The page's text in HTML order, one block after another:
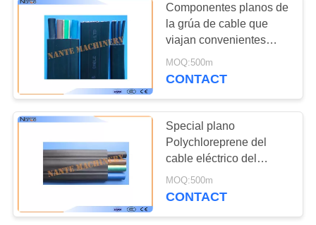
Carretón de la grúa
16
Componentes planos de
la grúa de cable que
viajan convenientes
para los ferrocarriles
MOQ:500m
CONTACT
Special plano
Polychloreprene del
cable eléctrico del
caucho de acrilonitrilo
del butadieno
MOQ:500m
CONTACT